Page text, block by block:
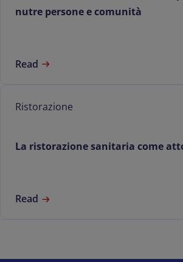
nutre persone e comunità
Read
Ristorazione
La ristorazione sanitaria come
Read